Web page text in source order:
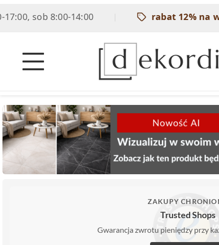
sob 8:00-14:00 rabat 12% na
ZAKUPY
Trusted Shops
Gwarancja zwrotu pieniędzy przy